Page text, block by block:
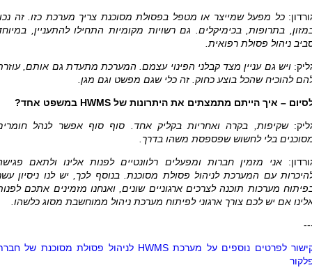
כל מפעל שמייצר או מטפל בפסולת מסוכנת צריך מערכת כזו. זה
בתרופות, בכימיקלים. גם רשויות מקומיות התחילו להתעניין,
ניהול פסולת רפואית
ויש גם עניין מצד קבלני הפינוי עצמם. המערכת מתעדת גם אותם,
להוכיח שהכל בוצע כחוק. זה כלי שגם מפשט וגם מגן
– איך הייתם מתמצתים את היתרונות של HWMS במשפט אחד?
שקיפות, בקרה ואחריות בקליק אחד
סוף סוף אפשר לנהל
בלי לחשוש שפספסת משהו בדרך.
אני מזמין חברות ומפעלים רלוונטיים לפנות אלינו ולתאם
עם המערכת לניהול פסולת מסוכנת. בנוסף לכך, יש לנו ניסיון
מערכות תוכנה לצרכים ארגוניים שונים, ואנחנו מזמינים אתכם
אם יש לכם צורך ארגוני לפיתוח מערכת ניהול ממוחשבת מסוג כלשהו.
לפרטים נוספים על מערכת HWMS לניהול פסולת מסוכנת של